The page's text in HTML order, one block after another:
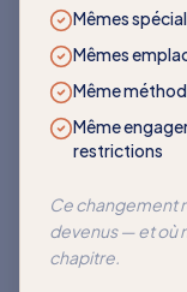
Mêmes
Mêmes
Même
Même
restrictions
Ce changement
devenus — et où
chapitre.
LES PLUS
Des
Rejoignez
réussi à
de réagir à